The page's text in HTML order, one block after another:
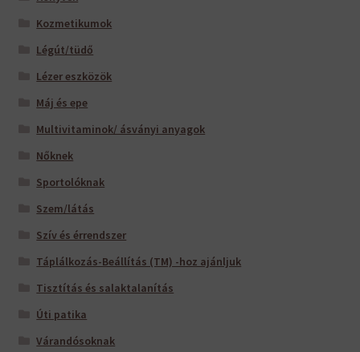
Kozmetikumok
Légút/tüdő
Lézer eszközök
Máj és epe
Multivitaminok/ ásványi anyagok
Nőknek
Sportolóknak
Szem/látás
Szív és érrendszer
Táplálkozás-Beállítás (TM) -hoz ajánljuk
Tisztítás és salaktalanítás
Úti patika
Várandósoknak